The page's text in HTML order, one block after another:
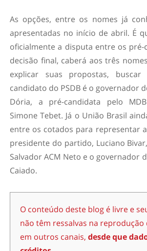
As opções, entre os nomes já
apresentadas no início de abril. É
oficialmente a disputa entre os pré-
decisão final, caberá aos três
explicar suas propostas,
candidato do PSDB é o governador
Dória, a pré-candidata pelo
Simone Tebet. Já o União Brasil
entre os cotados para representar
presidente do partido, Luciano
Salvador ACM Neto e o governador
Caiado.
O conteúdo deste blog é livre e
não têm ressalvas na
em outros canais, desde que